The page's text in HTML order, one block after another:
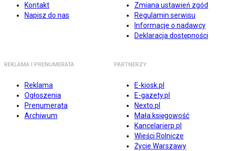
Kontakt
Napisz do nas
Zmiana ustawień zgód
Regulamin serwisu
Informacje o nadawcy
Deklaracja dostępności
REKLAMA I PRENUMERATA
Reklama
Ogłoszenia
Prenumerata
Archiwum
PARTNERZY
E-kiosk.pl
E-gazety.pl
Nexto.pl
Mała księgowość
Kancelarierp.pl
Wieści Rolnicze
Życie Warszawy